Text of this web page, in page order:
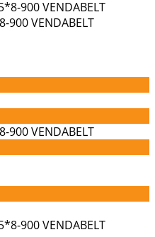
VENDABELT
VENDABELT